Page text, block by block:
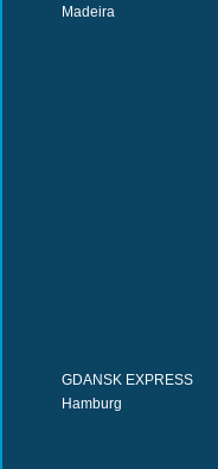
Madeira
GDANSK EXPRESS
Hamburg